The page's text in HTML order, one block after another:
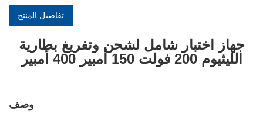
تفاصيل المنتج
جهاز اختبار شامل لشحن وتفريغ بطارية
الليثيوم 200 فولت 150 أمبير 400 أمبير
وصف